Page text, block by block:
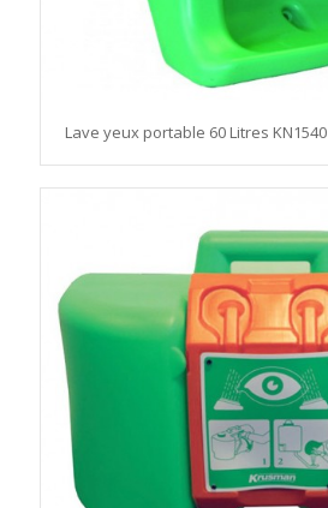
Lave yeux portable 60 Litres KN1540